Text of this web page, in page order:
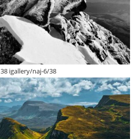
38 igallery/naj-6/38